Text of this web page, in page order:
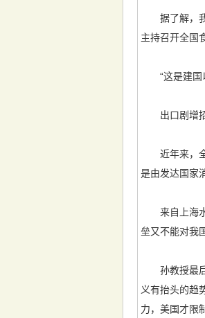
据了解，我
主持召开全国
“这是建国以
出口剧增招
近年来，全
是由发达国家
来自上海水
垒又不能对我
孙教授最后
义有抬头的趋
力，美国才限